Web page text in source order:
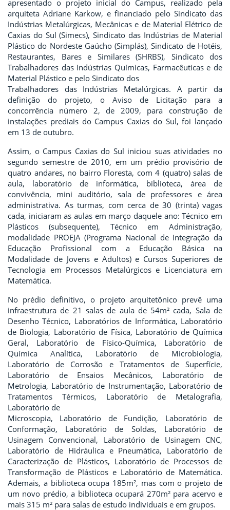
apresentado o projeto inicial do Campus, realizado pela
arquiteta Adriane Karkow, e financiado pelo Sindicato das
Indústrias Metalúrgicas, Mecânicas e de Material Elétrico de
Caxias do Sul (Simecs), Sindicato das Indústrias de Material
Plástico do Nordeste Gaúcho (Simplás), Sindicato de Hotéis,
Restaurantes, Bares e Similares (SHRBS), Sindicato dos
Trabalhadores das Indústrias Químicas, Farmacêuticas e de
Material Plástico e pelo Sindicato dos
Trabalhadores das Indústrias Metalúrgicas. A partir da
definição do projeto, o Aviso de Licitação para a
concorrência número 2, de 2009, para construção de
instalações prediais do Campus Caxias do Sul, foi lançado
em 13 de outubro.
Assim, o Campus Caxias do Sul iniciou suas atividades no
segundo semestre de 2010, em um prédio provisório de
quatro andares, no bairro Floresta, com 4 (quatro) salas de
aula, laboratório de informática, biblioteca, área de
convivência, mini auditório, sala de professores e área
administrativa. As turmas, com cerca de 30 (trinta) vagas
cada, iniciaram as aulas em março daquele ano: Técnico em
Plásticos (subsequente), Técnico em Administração,
modalidade PROEJA (Programa Nacional de Integração da
Educação Profissional com a Educação Básica na
Modalidade de Jovens e Adultos) e Cursos Superiores de
Tecnologia em Processos Metalúrgicos e Licenciatura em
Matemática.
No prédio definitivo, o projeto arquitetônico prevê uma
infraestrutura de 21 salas de aula de 54m² cada, Sala de
Desenho Técnico, Laboratórios de Informática, Laboratório
de Biologia, Laboratório de Física, Laboratório de Química
Geral, Laboratório de Físico-Química, Laboratório de
Química Analítica, Laboratório de Microbiologia,
Laboratório de Corrosão e Tratamentos de Superfície,
Laboratório de Ensaios Mecânicos, Laboratório de
Metrologia, Laboratório de Instrumentação, Laboratório de
Tratamentos Térmicos, Laboratório de Metalografia,
Laboratório de
Microscopia, Laboratório de Fundição, Laboratório de
Conformação, Laboratório de Soldas, Laboratório de
Usinagem Convencional, Laboratório de Usinagem CNC,
Laboratório de Hidráulica e Pneumática, Laboratório de
Caracterização de Plásticos, Laboratório de Processos de
Transformação de Plásticos e Laboratório de Matemática.
Ademais, a biblioteca ocupa 185m², mas com o projeto de
um novo prédio, a biblioteca ocupará 270m² para acervo e
mais 315 m² para salas de estudo individuais e em grupos.